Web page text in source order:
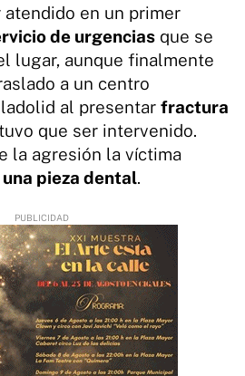
en un primer
de urgencias que se
lugar, aunque finalmente
a un centro
al presentar fractura
que ser intervenido.
la agresión la víctima
pieza dental.